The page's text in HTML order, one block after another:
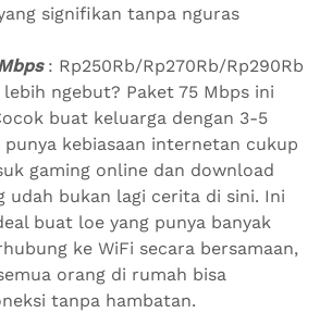
signifikan tanpa nguras
: Rp250Rb/Rp270Rb/Rp290Rb
ngebut? Paket 75 Mbps ini
buat keluarga dengan 3-5
punya kebiasaan internetan cukup
gaming online dan download
udah bukan lagi cerita di sini. Ini
buat loe yang punya banyak
ke WiFi secara bersamaan,
orang di rumah bisa
tanpa hambatan.